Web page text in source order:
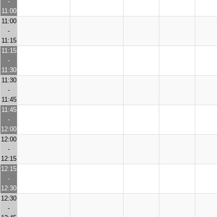
11:00
11:00
-
11:15
11:15
-
11:30
11:30
-
11:45
11:45
-
12:00
12:00
-
12:15
12:15
-
12:30
12:30
-